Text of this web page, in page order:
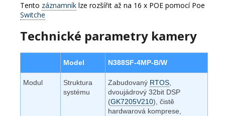
Tento záznamník lze rozšířit až na 16 x POE pomocí Poe
Switche
Technické parametry kamery
Model N388SF-4MP-B/W
Modul
Struktura
systému
Zabudovaný RTOS
dvoujádrový 32bit DSP
(GK7205V210), čistě
hardwarová komprese,